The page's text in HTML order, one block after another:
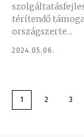
térítendő
országszerte...
2024.05.06.
1 2 3